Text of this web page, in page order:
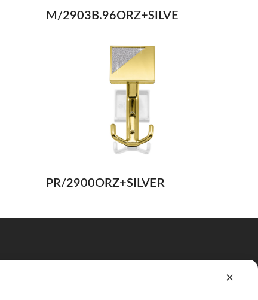
M/2903B.96ORZ+SILVE
PR/2900ORZ+SILVER
✕